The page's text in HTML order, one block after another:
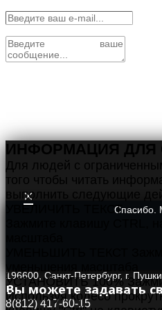
×
Спасибо.
196600, Санкт-Петербург, г.
Вы можете задавать
8(812) 417-60-15
ИНФОРМАЦИЯ
Для людей с
того чтобы читать
выполнить следующие
УВЕЛИЧИТЬ ТЕКСТ
УСТАНОВИТЬ 100%
Используя колесо